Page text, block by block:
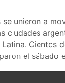
se unieron a
ciudades
Cientos
el sábado